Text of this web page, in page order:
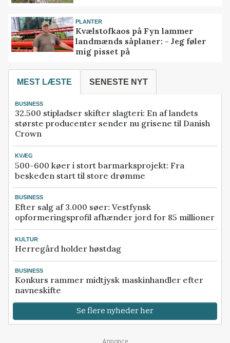
PLANTER
Kvælstofkaos på Fyn lammer
landmænds såplaner: - Jeg føler
mig pisset på
MEST LÆSTE SENESTE NYT
BUSINESS
32.500 stipladser skifter slagteri: En af landets
største producenter sender nu grisene til Danish
Crown
KVÆG
500-600 køer i stort barmarksprojekt: Fra
beskeden start til store drømme
BUSINESS
Efter salg af 3.000 søer: Vestfynsk
opformeringsprofil afhænder jord for 85 millioner
KULTUR
Herregård holder høstdag
BUSINESS
Konkurs rammer midtjysk maskinhandler efter
navneskifte
Se flere nyheder her
Annonce